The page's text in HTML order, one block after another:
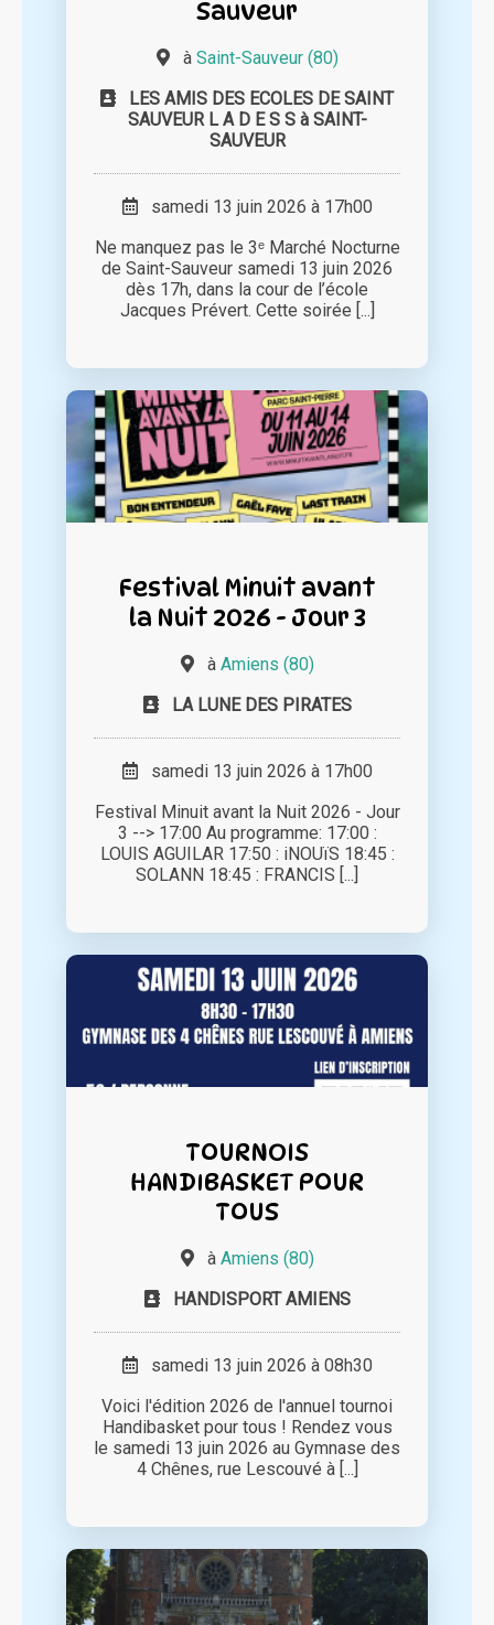
Sauveur
à Saint-Sauveur (80)
LES AMIS DES ECOLES DE SAINT
SAUVEUR L A D E S S à SAINT-
SAUVEUR
samedi 13 juin 2026 à 17h00
Ne manquez pas le 3ᵉ Marché Nocturne
de Saint-Sauveur samedi 13 juin 2026
dès 17h, dans la cour de l’école
Jacques Prévert. Cette soirée [...]
Festival Minuit avant
la Nuit 2026 - Jour 3
à Amiens (80)
LA LUNE DES PIRATES
samedi 13 juin 2026 à 17h00
Festival Minuit avant la Nuit 2026 - Jour
3 --> 17:00 Au programme: 17:00 :
LOUIS AGUILAR 17:50 : iNOUïS 18:45 :
SOLANN 18:45 : FRANCIS [...]
TOURNOIS
HANDIBASKET POUR
TOUS
à Amiens (80)
HANDISPORT AMIENS
samedi 13 juin 2026 à 08h30
Voici l'édition 2026 de l'annuel tournoi
Handibasket pour tous ! Rendez vous
le samedi 13 juin 2026 au Gymnase des
4 Chênes, rue Lescouvé à [...]